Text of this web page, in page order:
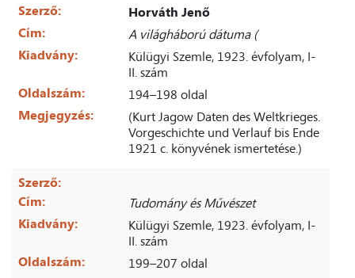
Szerző:
Horváth Jenő
Cím:
A világháború dátuma (
Kiadvány:
Külügyi Szemle, 1923. évfolyam, I-
II. szám
Oldalszám:
194–198 oldal
Megjegyzés:
(Kurt Jagow Daten des Weltkrieges.
Vorgeschichte und Verlauf bis Ende
1921 c. könyvének ismertetése.)
Szerző:
Cím:
Tudomány és Művészet
Kiadvány:
Külügyi Szemle, 1923. évfolyam, I-
II. szám
Oldalszám:
199–207 oldal